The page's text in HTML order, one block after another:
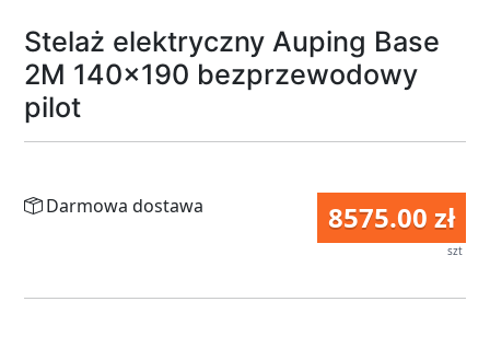
Stelaż elektryczny Auping Base
2M 140x190 bezprzewodowy
pilot
8575.00 zł
szt
Darmowa dostawa